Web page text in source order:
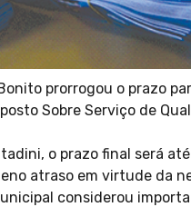
prorrogou o prazo
Sobre Serviço de
o prazo final será
atraso em virtude da
considerou